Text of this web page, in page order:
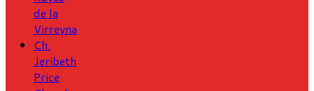
de la
Virreyna
Ch.
Jeribeth
Price